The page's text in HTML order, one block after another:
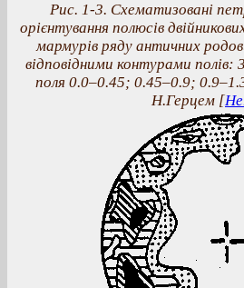
Рис. 1-3. Схематизовані
орієнтування полюсів
мармурів ряду античних
відповідними контурами полів:
поля 0.0–0.45; 0.45–0.9;
Н.Герцем [